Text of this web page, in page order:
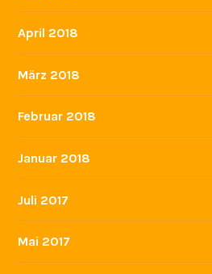
April 2018
März 2018
Februar 2018
Januar 2018
Juli 2017
Mai 2017